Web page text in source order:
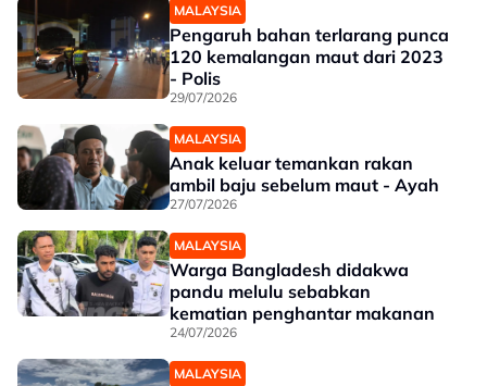
MALAYSIA
Pengaruh bahan terlarang punca
120 kemalangan maut dari 2023
- Polis
29/07/2026
MALAYSIA
Anak keluar temankan rakan
ambil baju sebelum maut - Ayah
27/07/2026
MALAYSIA
Warga Bangladesh didakwa
pandu melulu sebabkan
kematian penghantar makanan
24/07/2026
MALAYSIA